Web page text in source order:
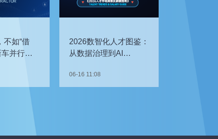
不如“借
并行开
2026数智化人才图鉴：
从数据治理到AI
06-16 11:08